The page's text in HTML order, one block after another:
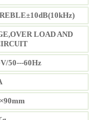
LOAD AND
50---60Hz